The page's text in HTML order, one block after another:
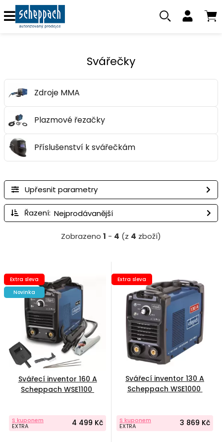
Svářečky
Zdroje MMA
Plazmové řezačky
Příslušenství k svářečkám
Upřesnit parametry
Řazení:
Zobrazeno 1 - 4 (z 4 zboží)
Extra sleva
Novinka
Svářecí inventor 160 A
Scheppach WSE1100
S kuponem
EXTRA 4 499 Kč
Extra sleva
Svářecí inventor 130 A
Scheppach WSE1000
S kuponem
EXTRA 3 869 Kč